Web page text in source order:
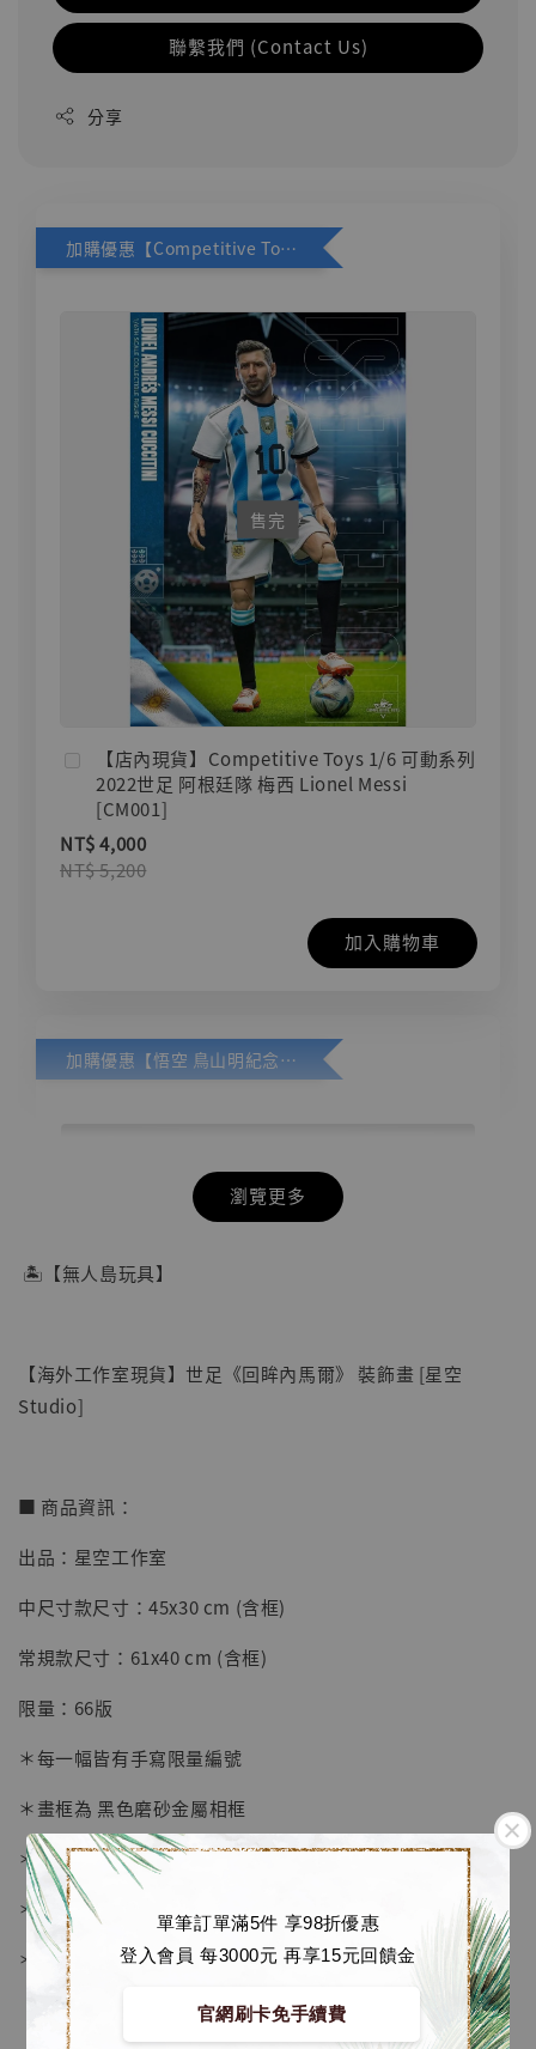
單筆訂單滿5件 享98折優惠
登入會員 每3000元 再享15元回饋金
官網刷卡免手續費
聯繫我們 (Contact Us)
分享
加購優惠【Competitive Toys 梅西 [CM001]】
售完
【店內現貨】Competitive Toys 1/6 可動系列
2022世足 阿根廷隊 梅西 Lionel Messi
[CM001]
NT$ 4,000
NT$ 5,200
加入購物車
加購優惠【悟空 鳥山明紀念款 [奇蹟工作室]】
【店內現貨】七龍珠 系列蒐藏雕像 悟空 鳥山
明紀念款 [奇蹟工作室]
NT$ 5,580
加購優惠【海賊王 布魯克達摩 [7STARS Studio]】
瀏覽更多
🏝【無人島玩具】
【海外工作室現貨】世足《回眸內馬爾》 裝飾畫 [星空
Studio]
■ 商品資訊：
出品：星空工作室
中尺寸款尺寸：45x30 cm (含框)
常規款尺寸：61x40 cm (含框)
限量：66版
＊每一幅皆有手寫限量編號
＊畫框為 黑色磨砂金屬相框
＊愛普生原裝墨水微噴
＊表面配有防塵透明有機玻璃
＊背面爲黑色防潮背板